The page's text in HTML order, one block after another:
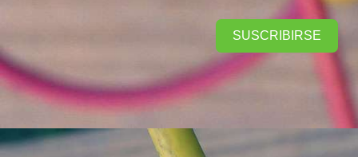
SUSCRIBIRSE